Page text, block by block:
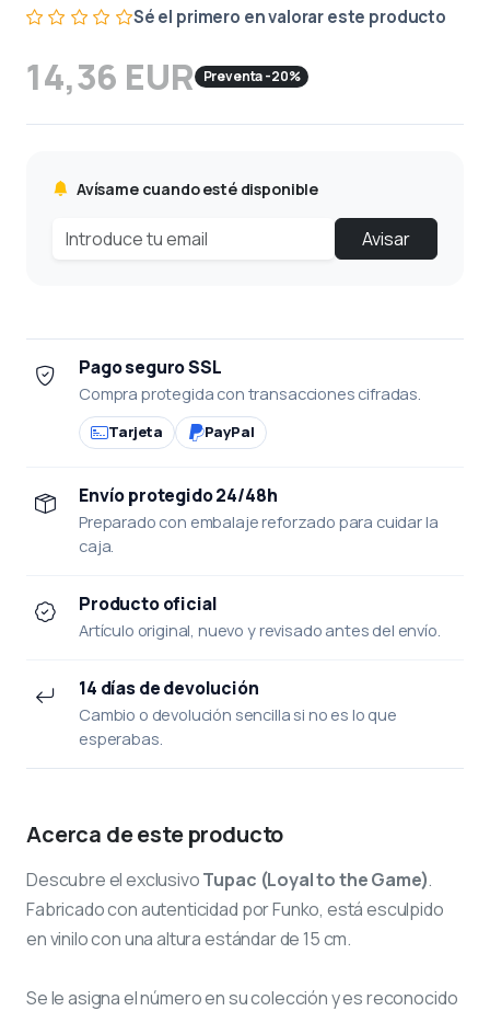
Sé el primero en valorar este producto
14,36 EUR Preventa -20%
Avísame cuando esté disponible
Avisar
Pago seguro SSL
Compra protegida con transacciones cifradas.
Tarjeta PayPal
Envío protegido 24/48h
Preparado con embalaje reforzado para cuidar la
caja.
Producto oficial
Artículo original, nuevo y revisado antes del envío.
14 días de devolución
Cambio o devolución sencilla si no es lo que
esperabas.
Acerca de este producto
Descubre el exclusivoTupac (Loyal to the Game).
Fabricado con autenticidad por Funko, está esculpido
en vinilo con una altura estándar de 15 cm.
Se le asigna el númeroen su colección y es reconocido